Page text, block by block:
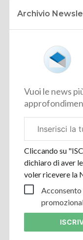
Archivio
Vuoi le news
aziendale
Cliccando su
dichiaro di aver
voler ricevere la